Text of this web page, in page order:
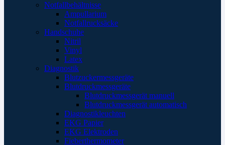
Notfallbehältnisse
Ampullarium
Notfallrucksäcke
Handschuhe
Nitril
Vinyl
Latex
Diagnostik
Blutzuckermessgeräte
Blutdruckmessgeräte
Blutdruckmessgerät manuell
Blutdruckmessgerät automatisch
Diagnostikleuchten
EKG Papier
EKG Elektroden
Fieberthermometer